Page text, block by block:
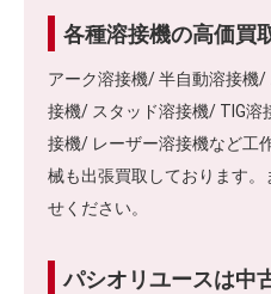
各種溶接機の高価買
アーク溶接機/ 半自動溶接機
接機/ スタッド溶接機/ TIG溶
接機/ レーザー溶接機など工
械も出張買取しております
せください。
パシオリユースは中